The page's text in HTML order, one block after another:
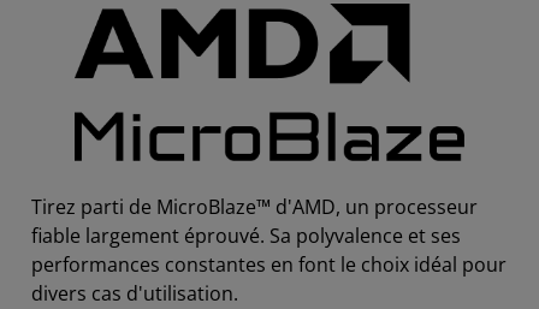
Tirez parti de MicroBlaze™ d'AMD, un processeur
fiable largement éprouvé. Sa polyvalence et ses
performances constantes en font le choix idéal pour
divers cas d'utilisation.